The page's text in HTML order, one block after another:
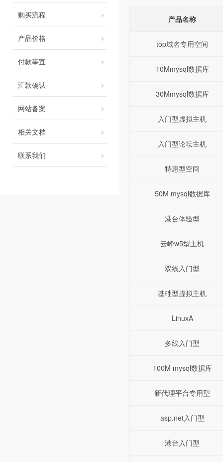
购买流程
产品价格
付款事宜
汇款确认
网站备案
相关文档
联系我们
产品名称
top域名专用空间
10Mmysql数据库
30Mmysql数据库
入门型虚拟主机
入门型论坛主机
特惠型空间
50M mysql数据库
港台体验型
云峰w5型主机
双线入门型
基础型虚拟主机
LinuxA
多线入门型
100M mysql数据库
新代理平台专用型
asp.net入门型
港台入门型